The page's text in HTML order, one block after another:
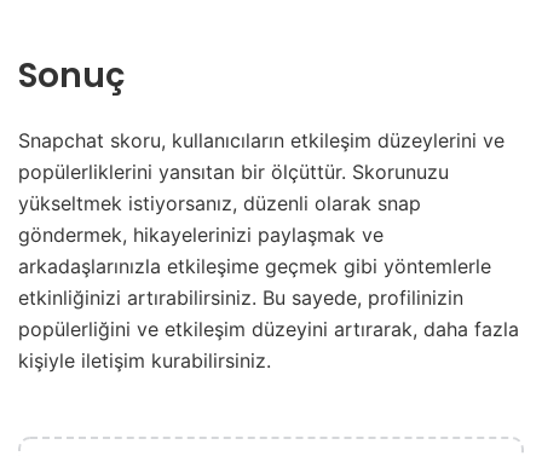
Sonuç
Snapchat skoru, kullanıcıların etkileşim düzeylerini ve
popülerliklerini yansıtan bir ölçüttür. Skorunuzu
yükseltmek istiyorsanız, düzenli olarak snap
göndermek, hikayelerinizi paylaşmak ve
arkadaşlarınızla etkileşime geçmek gibi yöntemlerle
etkinliğinizi artırabilirsiniz. Bu sayede, profilinizin
popülerliğini ve etkileşim düzeyini artırarak, daha fazla
kişiyle iletişim kurabilirsiniz.